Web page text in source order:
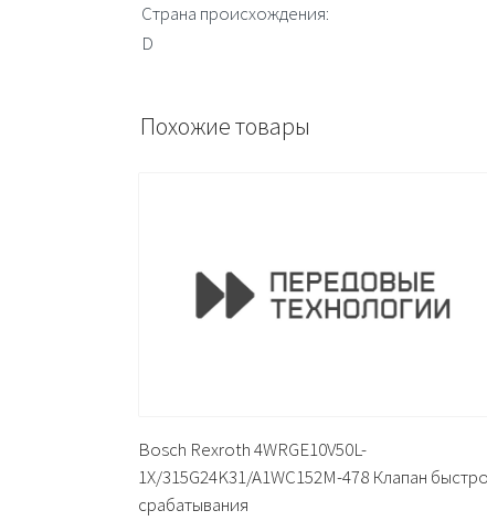
Страна происхождения:
D
Похожие товары
Bosch Rexroth 4WRGE10V50L-
1X/315G24K31/A1WC152M-478 Клапан
срабатывания